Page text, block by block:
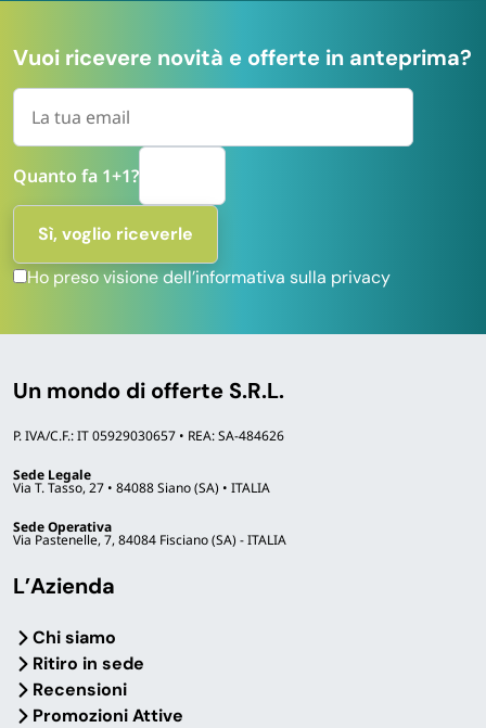
Vuoi ricevere novità e offerte in anteprima?
Quanto fa 1+1?
Ho preso visione dell’informativa sulla privacy
Un mondo di offerte S.R.L.
P. IVA/C.F.: IT 05929030657 • REA: SA-484626
Sede Legale
Via T. Tasso, 27 • 84088 Siano (SA) • ITALIA
Sede Operativa
Via Pastenelle, 7, 84084 Fisciano (SA) - ITALIA
L’Azienda
Chi siamo
Ritiro in sede
Recensioni
Promozioni Attive